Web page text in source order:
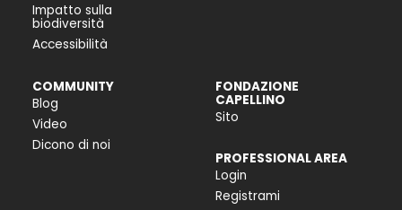
Impatto sulla
biodiversità
Accessibilità
COMMUNITY
Blog
Video
Dicono di noi
FONDAZIONE
CAPELLINO
Sito
PROFESSIONAL AREA
Login
Registrami